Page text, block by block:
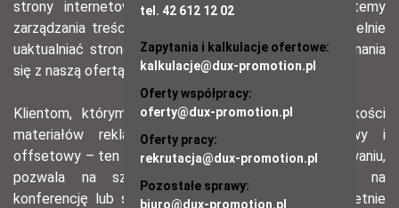
tel. 42 612 12 02
Zapytania i kalkulacje ofertowe:
kalkulacje@dux-promotion.pl
Oferty współpracy:
oferty@dux-promotion.pl
Oferty pracy:
rekrutacja@dux-promotion.pl
Pozostałe sprawy:
biuro@dux-promotion.pl